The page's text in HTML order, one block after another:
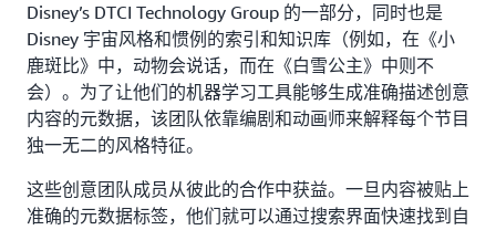
Disney’s DTCI Technology Group 的一部分，同时也是
Disney 宇宙风格和惯例的索引和知识库（例如，在《小
鹿斑比》中，动物会说话，而在《白雪公主》中则不
会）。为了让他们的机器学习工具能够生成准确描述创意
内容的元数据，该团队依靠编剧和动画师来解释每个节目
独一无二的风格特征。
这些创意团队成员从彼此的合作中获益。一旦内容被贴上
准确的元数据标签，他们就可以通过搜索界面快速找到自